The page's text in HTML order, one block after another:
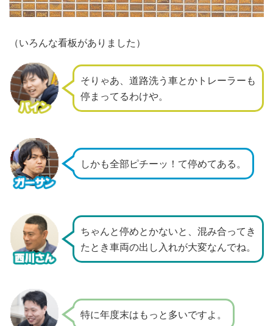
（いろんな看板がありました）
そりゃあ、道路洗う車とかトレーラーも
停まってるわけや。
しかも全部ピチーッ！て停めてある。
ちゃんと停めとかないと、 混み合ってき
たとき車両の出し入れが大変なんでね。
特に年度末はもっと多いですよ。